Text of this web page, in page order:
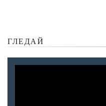
ГЛЕДАЙ